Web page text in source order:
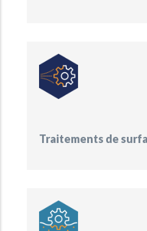
Traitements de